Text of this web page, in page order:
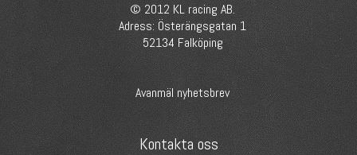
© 2012 KL racing AB.
Adress: Österängsgatan 1
52134 Falköping
Avanmäl nyhetsbrev
Kontakta oss